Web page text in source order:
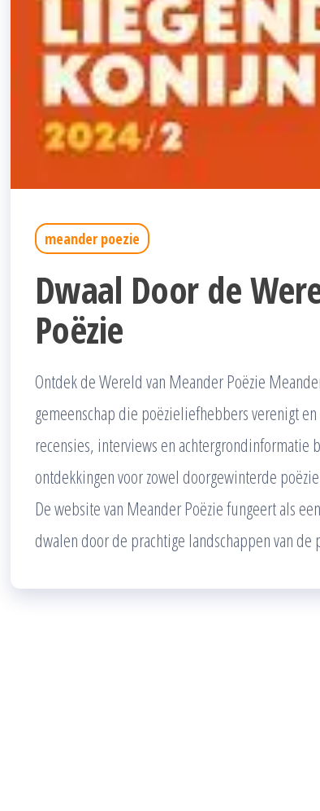
meander poezie
Dwaal Door de
Poëzie
Ontdek de Wereld van Meander Poëzie
gemeenschap die poëzieliefhebbers verenigt
recensies, interviews en
ontdekkingen voor zowel doorgewinterde
De website van Meander Poëzie fungeert als
dwalen door de prachtige landschappen van